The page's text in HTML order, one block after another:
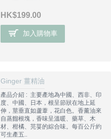
HK$199.00
加入購物車
Ginger 薑精油
產品介紹 : 主要產地為中國、西非、印
度、中國、日本，根呈節狀在地上延
伸，莖垂直如蘆葦，花白色。香薰油來
自蒸餾根塊，香味呈溫暖、藥草、木
材、柑橘、芫荽的綜合味。每百公斤約
可生產五..